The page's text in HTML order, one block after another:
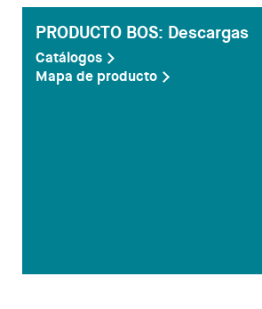
Mesa de Reuniones
Sofas
PRODUCTO BOS: Descargas
Catálogos
Mapa de producto